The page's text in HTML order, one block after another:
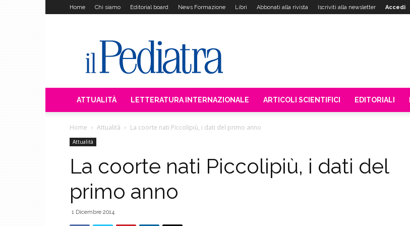
Home Chi siamo Editorial board News Formazione Libri Abbonati alla rivista Iscriviti alla newsletter Accedi
Pediatra
ATTUALITÀ LETTERATURA INTERNAZIONALE ARTICOLI SCIENTIFICI EDITORIALI
Home Attualità La coorte nati Piccolipiù, i dati del primo anno
Attualità
La coorte nati Piccolipiù, i dati del
primo anno
1 Dicembre 2014